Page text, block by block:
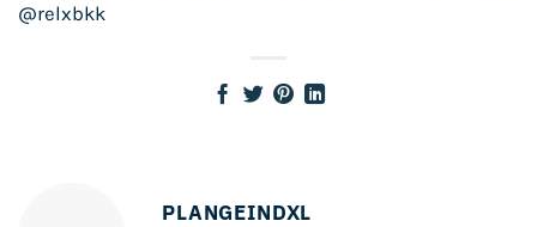
@relxbkk
PLANGEINDXL